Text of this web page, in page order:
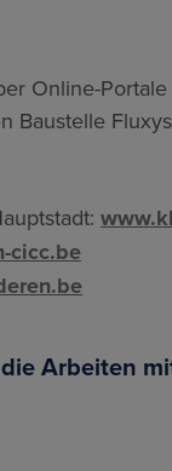
Online-
Baustelle
cicc.be
Arbeiten